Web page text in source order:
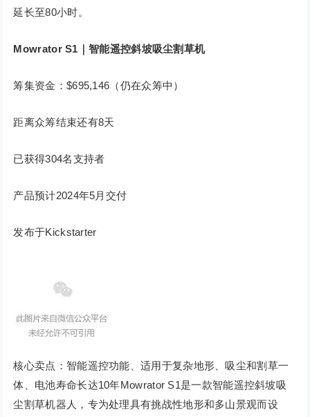
延长至80小时。
Mowrator S1｜智能遥控斜坡吸尘割草机
筹集资金：$695,146（仍在众筹中）
距离众筹结束还有8天
已获得304名支持者
产品预计2024年5月交付
发布于Kickstarter
核心卖点：智能遥控功能、适用于复杂地形、吸尘和割草一
体、电池寿命长达10年Mowrator S1是一款智能遥控斜坡吸
尘割草机器人，专为处理具有挑战性地形和多山景观而设